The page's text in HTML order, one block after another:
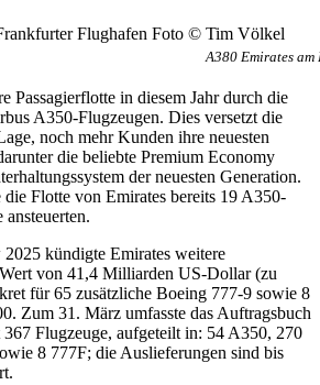
A380 Emirates
Passagierflotte in diesem Jahr durch die
A350-Flugzeugen. Dies versetzt die
noch mehr Kunden ihre neuesten
die beliebte Premium Economy
der neuesten Generation.
Flotte von Emirates bereits 19 A350-
kündigte Emirates weitere
von 41,4 Milliarden US-Dollar (zu
für 65 zusätzliche Boeing 777-9 sowie 8
Zum 31. März umfasste das Auftragsbuch
367 Flugzeuge, aufgeteilt in: 54 A350, 270
8 777F; die Auslieferungen sind bis